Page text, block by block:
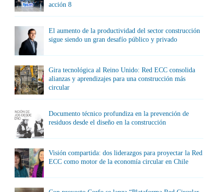
acción 8
El aumento de la productividad del sector construcción
sigue siendo un gran desafío público y privado
Gira tecnológica al Reino Unido: Red ECC consolida
alianzas y aprendizajes para una construcción más
circular
Documento técnico profundiza en la prevención de
residuos desde el diseño en la construcción
Visión compartida: dos liderazgos para proyectar la Red
ECC como motor de la economía circular en Chile